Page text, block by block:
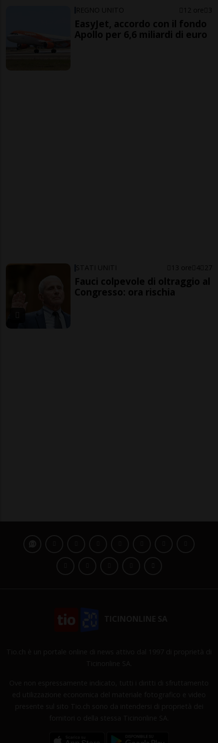
REGNO UNITO 12 ore 3
EasyJet, accordo con il fondo
Apollo per 6,6 miliardi di euro
STATI UNITI 13 ore 4 27
Fauci colpevole di oltraggio al
Congresso: ora rischia